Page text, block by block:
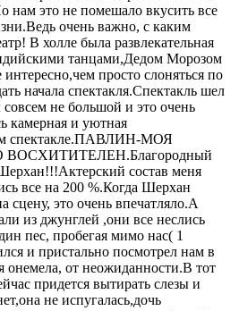
нам это не помешало вкусить все
очень важно, с каким
В холле была развлекательная
танцами,Дедом Морозом
просто слоняться по
начала спектакля.Спектакль шел
не большой и это очень
камерная и уютная
спектакле.ПАВЛИН-МОЯ
состав меня
все на 200 %.Когда Шерхан
сцену, это очень впечатляло.А
из джунглей ,они все неслись
пес, пробегая мимо нас( 1
и пристально посмотрел нам в
онемела, от неожиданности.В тот
придется вытирать слезы и
не испугалась,дочь